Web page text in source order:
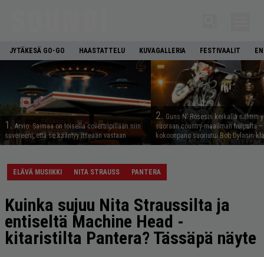
JYTÄKESÄ GO-GO HAASTATTELU KUVAGALLERIA FESTIVAALIT
1. Arvio: Saimaa on toisella covertripillään niin
suvereeni, että se kääntyy itseään vastaan
2. Guns N’ Rosesin keikalla nähtiin
suoraan country-maailman huipulta
kokoonpano suoriutui Bob Dylanin
ELÄVÄ MUSIIKKI NITA STRAUSS PANTERA
Kuinka sujuu Nita Straussilta ja
entiseltä Machine Head -
kitaristilta Pantera? Tässäpä näyte